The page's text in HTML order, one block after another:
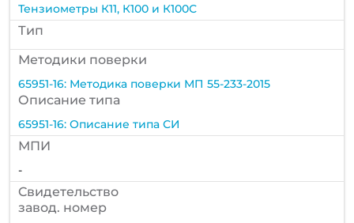
Тензиометры К11, К100 и К100С
Тип
Методики поверки
65951-16: Методика поверки МП 55-233-2015
Описание типа
65951-16: Описание типа СИ
МПИ
-
Cвидетельство
завод. номер